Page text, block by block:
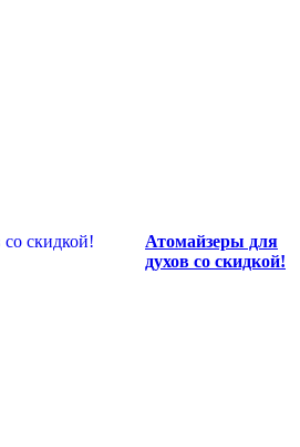
Атомайзеры для
духов со скидкой!